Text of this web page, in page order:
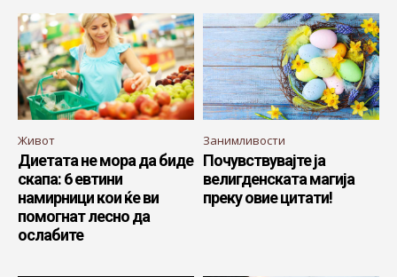
Живот
Диетата не мора да биде
скапа: 6 евтини
намирници кои ќе ви
помогнат лесно да
ослабите
Занимливости
Почувствувајте ја
велигденската магија
преку овие цитати!